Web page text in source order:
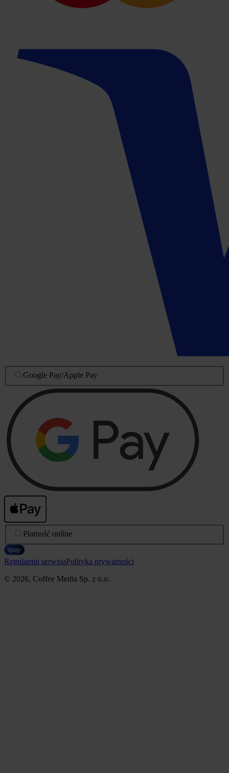
Google Pay/Apple Pay
Płatność online
Regulamin serwisuPolityka prywatności
© 2026, Coffee Media Sp. z o.o.